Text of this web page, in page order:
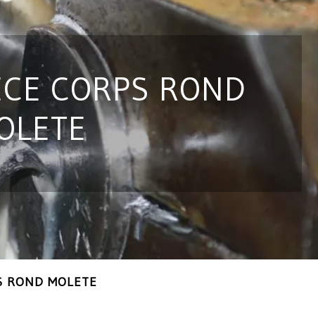
CORPS ROND
ROND MOLETE